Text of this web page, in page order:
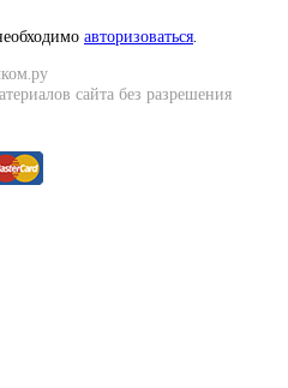
авторизоваться.
сайта без разрешения